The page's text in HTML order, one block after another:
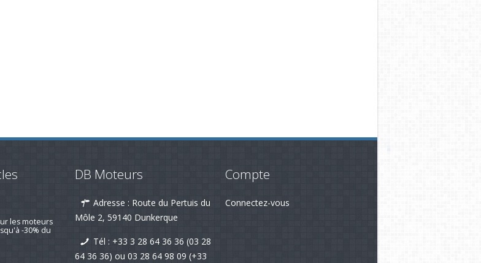
les moteurs
DB Moteurs
Adresse : Route du Pertuis du
Môle 2, 59140 Dunkerque
Tél : +33 3 28 64 36 36 (03 28
64 36 36) ou 03 28 64 98 09 (+33
Compte
Connectez-vous